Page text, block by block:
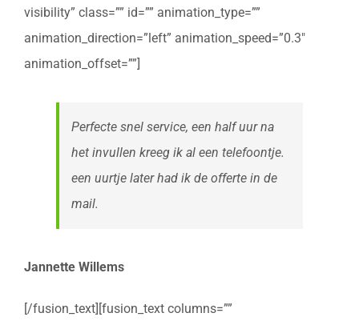
visibility” class=”” id=”” animation_type=””
animation_direction=”left” animation_speed=”0.3″
animation_offset=””]
Perfecte snel service, een half uur na
het invullen kreeg ik al een telefoontje.
een uurtje later had ik de offerte in de
mail.
Jannette Willems
[/fusion_text][fusion_text columns=””